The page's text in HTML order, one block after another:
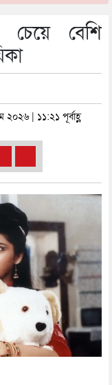
চেয়ে বেশি
| ১১:২১ পূর্বাহ্ণ